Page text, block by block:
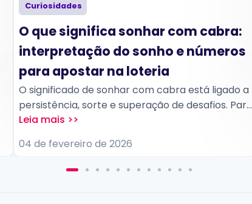
Curiosidades
O que significa sonhar com cabra:
interpretação do sonho e números
para apostar na loteria
O significado de sonhar com cabra está ligado a
persistência, sorte e superação de desafios. Para
apostas de loteria, costuma ser interpretado
ligados à estabilidade, esforço recompensado e
ganhos conquistados com paciência,
04 de fevereiro de 2026